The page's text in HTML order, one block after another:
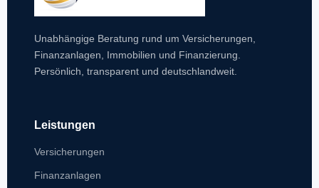
Unabhängige Beratung rund um Versicherungen,
Finanzanlagen, Immobilien und Finanzierung.
Persönlich, transparent und deutschlandweit.
Leistungen
Versicherungen
Finanzanlagen